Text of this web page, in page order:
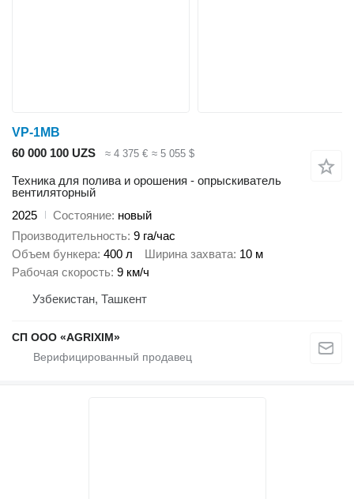
VP-1МB
60 000 100 UZS
≈ 4 375 € ≈ 5 055 $
Техника для полива и орошения - опрыскиватель
вентиляторный
2025
Состояние новый
Производительность 9 га/час
Объем бункера 400 л Ширина захвата 10 м
Рабочая скорость 9 км/ч
Узбекистан, Ташкент
CП ООО «AGRIXIM»